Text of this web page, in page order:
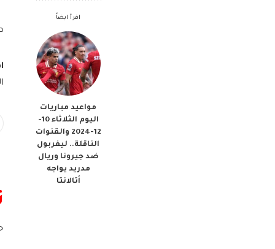
اقرأ ايضاً
مواعيد مباريات
اليوم الثلاثاء 10-
12-2024 والقنوات
الناقلة.. ليفربول
ضد جيرونا وريال
مدريد يواجه
أتالانتا